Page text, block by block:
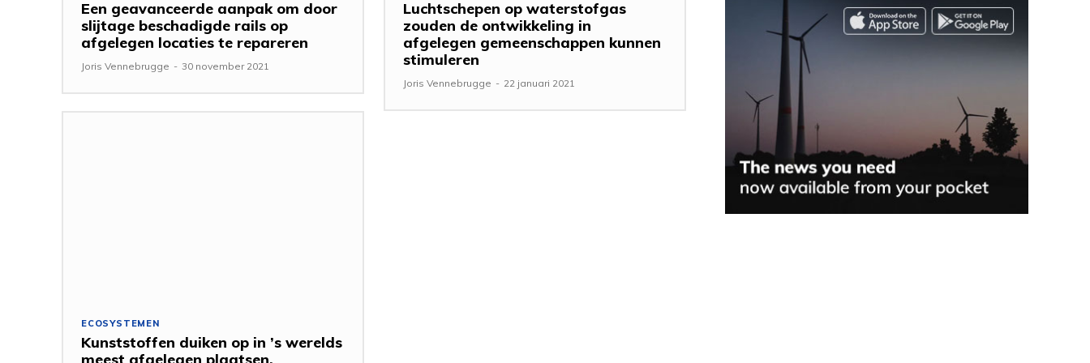
Een geavanceerde aanpak om door
slijtage beschadigde rails op
afgelegen locaties te repareren
Joris Vennebrugge - 30 november 2021
Luchtschepen op waterstofgas
zouden de ontwikkeling in
afgelegen gemeenschappen kunnen
stimuleren
Joris Vennebrugge - 22 januari 2021
ECOSYSTEMEN
Kunststoffen duiken op in ’s werelds
meest afgelegen plaatsen,